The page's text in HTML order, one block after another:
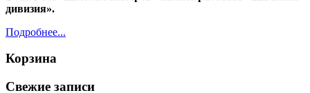
дивизия».
Подробнее...
Корзина
Свежие записи